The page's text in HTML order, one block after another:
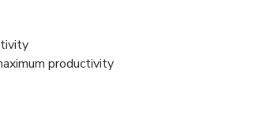
productivity